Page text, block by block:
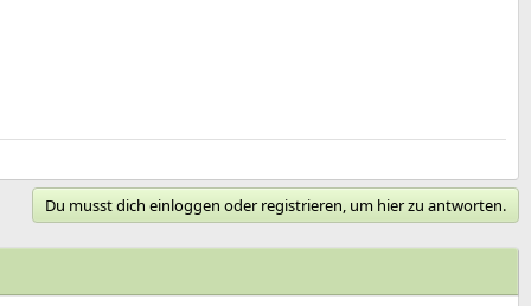
Du musst dich einloggen oder registrieren, um hier zu antworten.